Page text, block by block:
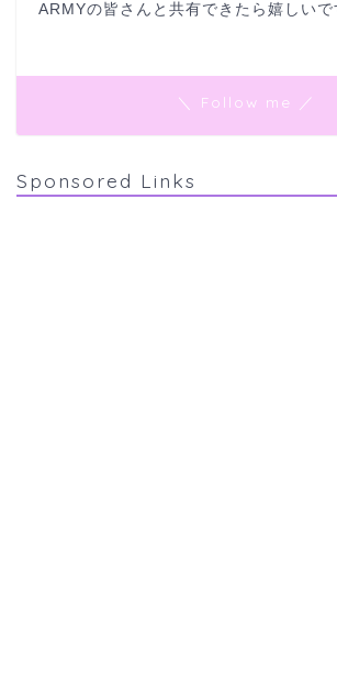
ARMYの皆さんと共有できたら嬉しいで
＼ Follow me ／
Sponsored Links